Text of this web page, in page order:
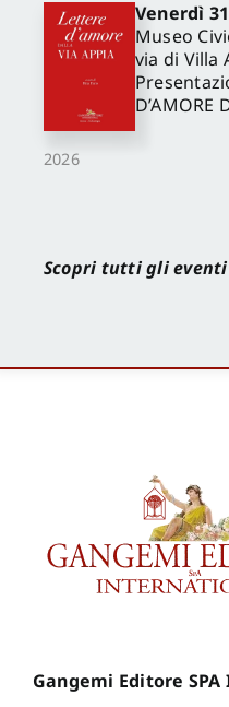
2026
Venerdì
Museo
via di Villa
D’AMORE
Scopri tutti gli eventi
Gangemi Editore